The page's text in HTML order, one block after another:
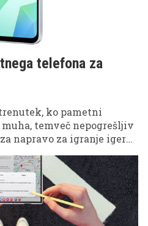
telefona za
ko pametni
temveč nepogrešljiv
napravo za igranje iger
in ustvarjalnosti.
pomembna odločitev, ki jo
Tukaj je nekaj ključnih
pri izbiri popolnega